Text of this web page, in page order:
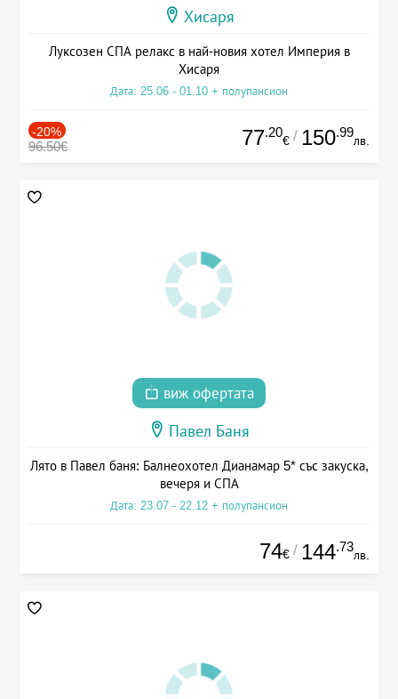
Хисаря
Луксозен СПА релакс в най-новия хотел Империя в
Хисаря
Дата: 25.06 - 01.10 + полупансион
-20%
96.50€ 77.20
€ / 150.99
лв.
виж офертата
Павел Баня
Лято в Павел баня: Балнеохотел Дианамар 5* със закуска,
вечеря и СПА
Дата: 23.07 - 22.12 + полупансион
74€ / 144.73
лв.